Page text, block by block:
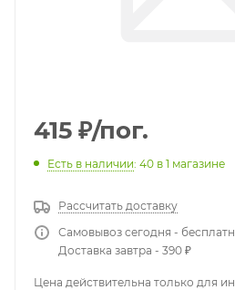
415 ₽/пог.
Есть в наличии: 40 в 1 магазине
Рассчитать доставку
Самовывоз сегодня -
Доставка завтра - 390 ₽
Цена действительна только для